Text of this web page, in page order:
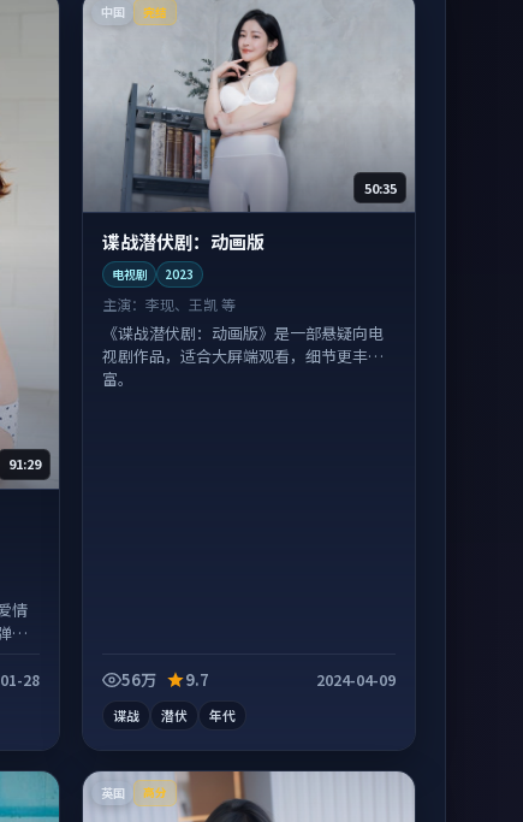
91:29
情
幕
28
中国 完结
50:35
谍战潜伏剧：动画版
电视剧 2023
主演：李现、王凯 等
《谍战潜伏剧：动画版》是一部悬疑向电
视剧作品，适合大屏端观看，细节更丰
富。
56万 9.7 2024-04-09
谍战 潜伏 年代
英国 高分